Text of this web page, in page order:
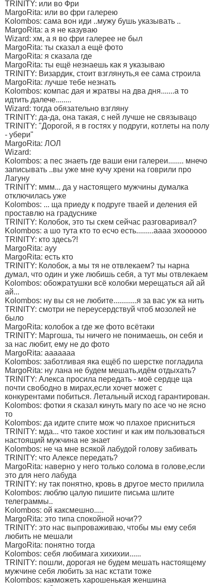
TRINITY: или во Фри
MargoRita: или во фри галерею
Kolombos: сама вон иди ..мужу бушь указывать ..
MargoRita: а я не казуваю
Wizard: хм, а я во фри галерее не был
MargoRita: ты сказал а ещё фото
MargoRita: я сказала где
MargoRita: ты ещё незнаешь как я указываю
TRINITY: Визардик, стоит взглянуть,я ее сама строила
MargoRita: лучше тебе незнать
Kolombos: компас дая и жратвы на два дня.......а то
идтить далече........
Wizard: тогда обязательно взгляну
TRINITY: да-да, она такая, с ней лучше не связывацо
TRINITY: "Дорогой, я в гостях у подруги, котлеты на полу
- убери"
MargoRita: ЛОЛ
Wizard:
Kolombos: а пес знаеть где ваши ени галереи........ мнечо
записывать ..вы уже мне кучу хрени на говрили про
Лагуну
TRINITY: ммм... да у настоящего мужчины думалка
отключилась уже
Kolombos: ... ща приеду к подруге тваей и деления ей
проставлю на градуснике
TRINITY: Колобок, это ты скем сейчас разговаривал?
Kolombos: а шо тута кто то есчо есть.........аааа эхоооооо
TRINITY: кто здесь?!
MargoRita: ауу
MargoRita: есть кто
TRINITY: Колобок, а мы тя не отвлекаем? ты нарна
думал, что один и уже любишь себя, а тут мы отвлекаем
Kolombos: обожратушки всё колобки мерещаться ай ай
ай...
Kolombos: ну вы ся не любите............я за вас уж ка нить
TRINITY: смотри не переусердствуй чтоб мозолей не
было
MargoRita: колобок а где же фото всётаки
TRINITY: Маргоша, ты ничего не понимаешь, он себя и
за нас любит, ему не до фото
MargoRita: ааааааа
Kolombos: заботливая яка ещёб по шерстке погладила
MargoRita: ну лана не будем мешать,идём отдыхать?
TRINITY: Алекса просила передать - моё сердце ща
почти свободно в мирах,если хочет может с
конкурентами побиться. Летальный исход гарантирован.
Kolombos: фотки я сказал кинуть магу по асе чо не ясно
то
Kolombos: да идите спите мож чо плахое присниться
TRINITY: мда... что такое хостинг и как им пользоваться
настоящий мужчина не знает
Kolombos: не ча мне всякой лабудой голову забивать
TRINITY: что Алексе передать?
MargoRita: наверно у него только солома в голове,если
это для него лабуда
TRINITY: ну так понятно, кровь в другое место прилила
Kolombos: люблю цалую пишите письма шлите
телеграммы..
Kolombos: ой каксмешно.....
MargoRita: это типа спокойной ночи??
TRINITY: это нас выпроваживаю, чтобы мы ему себя
любить не мешали
MargoRita: понятно тогда
Kolombos: себя любимага хихихии......
TRINITY: пошли, дорогая не будем мешать настоящему
мужчине себя любить за нас кстати тоже
Kolombos: какможеть харошенькая женшина